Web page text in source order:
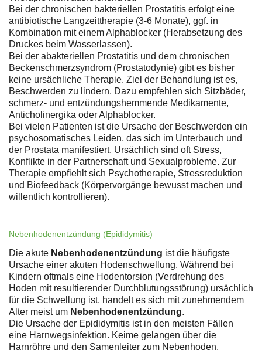
Bei der chronischen bakteriellen Prostatitis erfolgt eine
antibiotische Langzeittherapie (3-6 Monate), ggf. in
Kombination mit einem Alphablocker (Herabsetzung des
Druckes beim Wasserlassen).
Bei der abakteriellen Prostatitis und dem chronischen
Beckenschmerzsyndrom (Prostatodynie) gibt es bisher
keine ursächliche Therapie. Ziel der Behandlung ist es,
Beschwerden zu lindern. Dazu empfehlen sich Sitzbäder,
schmerz- und entzündungshemmende Medikamente,
Anticholinergika oder Alphablocker.
Bei vielen Patienten ist die Ursache der Beschwerden ein
psychosomatisches Leiden, das sich im Unterbauch und
der Prostata manifestiert. Ursächlich sind oft Stress,
Konflikte in der Partnerschaft und Sexualprobleme. Zur
Therapie empfiehlt sich Psychotherapie, Stressreduktion
und Biofeedback (Körpervorgänge bewusst machen und
willentlich kontrollieren).
Nebenhodenentzündung (Epididymitis)
Die akute Nebenhodenentzündung ist die häufigste
Ursache einer akuten Hodenschwellung. Während bei
Kindern oftmals eine Hodentorsion (Verdrehung des
Hoden mit resultierender Durchblutungsstörung) ursächlich
für die Schwellung ist, handelt es sich mit zunehmendem
Alter meist um Nebenhodenentzündung.
Die Ursache der Epididymitis ist in den meisten Fällen
eine Harnwegsinfektion. Keime gelangen über die
Harnröhre und den Samenleiter zum Nebenhoden.